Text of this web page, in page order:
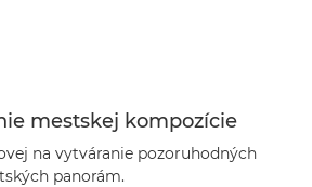
mestskej kompozície
na vytváranie pozoruhodných
panorám.